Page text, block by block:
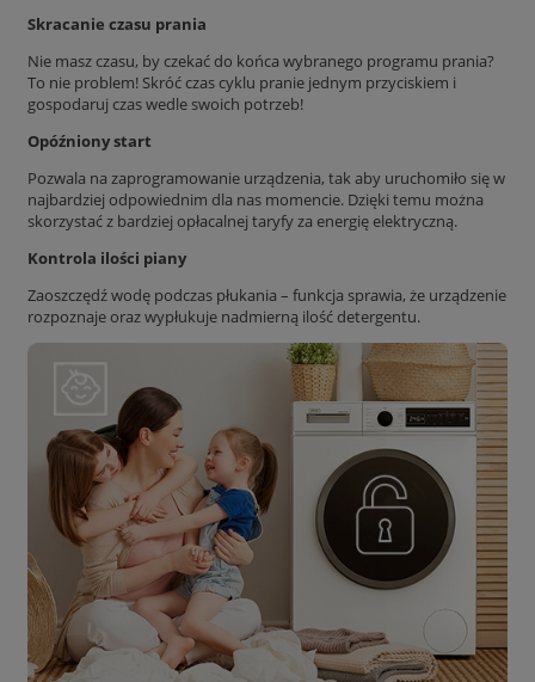
Skracanie czasu prania
Nie masz czasu, by czekać do końca wybranego programu prania?
To nie problem! Skróć czas cyklu pranie jednym przyciskiem i
gospodaruj czas wedle swoich potrzeb!
Opóźniony start
Pozwala na zaprogramowanie urządzenia, tak aby uruchomiło się w
najbardziej odpowiednim dla nas momencie. Dzięki temu można
skorzystać z bardziej opłacalnej taryfy za energię elektryczną.
Kontrola ilości piany
Zaoszczędź wodę podczas płukania – funkcja sprawia, że urządzenie
rozpoznaje oraz wypłukuje nadmierną ilość detergentu.